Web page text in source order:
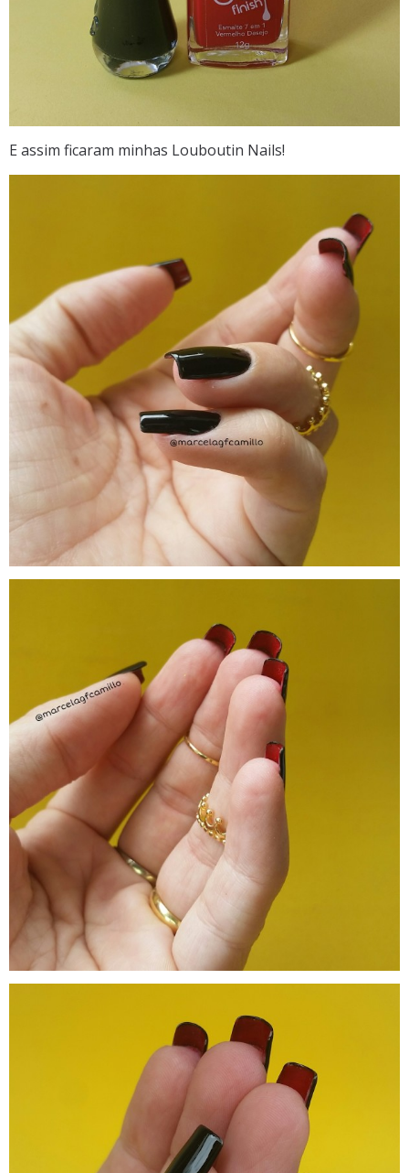
E assim ficaram minhas Louboutin Nails!